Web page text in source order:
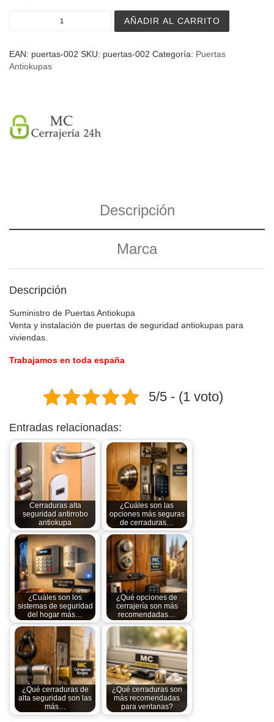
Puertas Antiokupa 88cm x 205cm Burgos cantidad
AÑADIR AL CARRITO
EAN: puertas-002 SKU: puertas-002 Categoría: Puertas
Antiokupas
Descripción
Marca
Descripción
Suministro de Puertas Antiokupa
Venta y instalación de puertas de seguridad antiokupas para
viviendas.
Trabajamos en toda españa
5/5 - (1 voto)
Entradas relacionadas:
Cerraduras alta
seguridad antirrobo
antiokupa
¿Cuáles son las
opciones más seguras
de cerraduras…
¿Cuáles son los
sistemas de seguridad
del hogar más…
¿Qué opciones de
cerrajería son más
recomendadas…
¿Qué cerraduras de
alta seguridad son las
más…
¿Qué cerraduras son
más recomendadas
para ventanas?